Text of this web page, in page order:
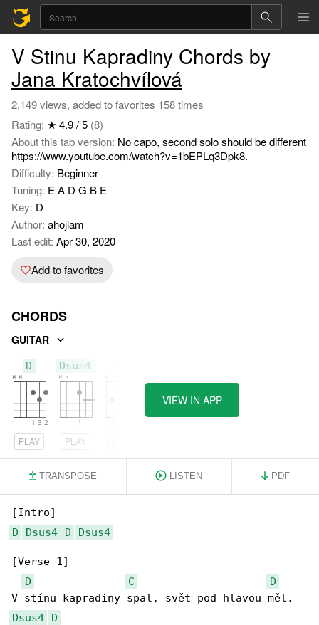
V Stinu Kapradiny Chords by
Jana Kratochvílová
2,149 views, added to favorites 158 times
Rating: ★ 4.9 / 5 (8)
About this tab version: No capo, second solo should be different
https://www.youtube.com/watch?v=1bEPLq3Dpk8.
Difficulty: Beginner
Tuning: E A D G B E
Key: D
Author: ahojlam
Last edit: Apr 30, 2020
Add to favorites
CHORDS
GUITAR
D
PLAY
Dsus4
PLAY
VIEW IN APP
TRANSPOSE LISTEN PDF
D
Dsus4 D Dsus4
[Verse 1]
D
C
D
Dsus4
D